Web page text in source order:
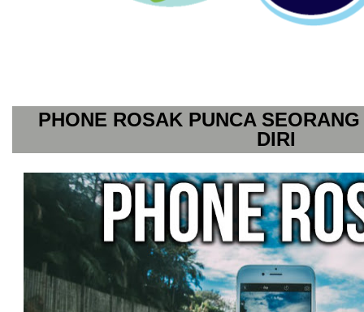
PHONE ROSAK PUNCA
DIRI